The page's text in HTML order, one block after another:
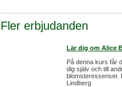
Fler erbjudanden
Lär dig om Alice
På denna kurs får
dig själv och till
blomsteressenser.
Lindberg